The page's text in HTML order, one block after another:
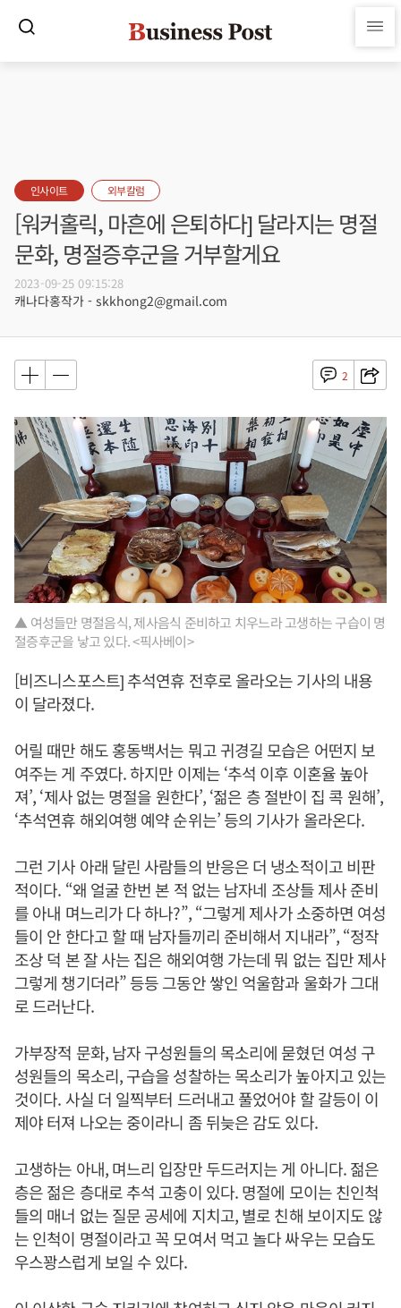
인사이트 외부칼럼
[워커홀릭, 마흔에 은퇴하다] 달라지는 명절
문화, 명절증후군을 거부할게요
2023-09-25 09:15:28
캐나다홍작가 - skkhong2@gmail.com
2
▲ 여성들만 명절음식, 제사음식 준비하고 치우느라 고생하는 구습이 명
절증후군을 낳고 있다. <픽사베이>
[비즈니스포스트] 추석연휴 전후로 올라오는 기사의 내용
이 달라졌다.
어릴 때만 해도 홍동백서는 뭐고 귀경길 모습은 어떤지 보
여주는 게 주였다. 하지만 이제는 ‘추석 이후 이혼율 높아
져’, ‘제사 없는 명절을 원한다’, ‘젊은 층 절반이 집 콕 원해’,
‘추석연휴 해외여행 예약 순위는’ 등의 기사가 올라온다.
그런 기사 아래 달린 사람들의 반응은 더 냉소적이고 비판
적이다. “왜 얼굴 한번 본 적 없는 남자네 조상들 제사 준비
를 아내 며느리가 다 하나?”, “그렇게 제사가 소중하면 여성
들이 안 한다고 할 때 남자들끼리 준비해서 지내라”, “정작
조상 덕 본 잘 사는 집은 해외여행 가는데 뭐 없는 집만 제사
그렇게 챙기더라” 등등 그동안 쌓인 억울함과 울화가 그대
로 드러난다.
가부장적 문화, 남자 구성원들의 목소리에 묻혔던 여성 구
성원들의 목소리, 구습을 성찰하는 목소리가 높아지고 있는
것이다. 사실 더 일찍부터 드러내고 풀었어야 할 갈등이 이
제야 터져 나오는 중이라니 좀 뒤늦은 감도 있다.
고생하는 아내, 며느리 입장만 두드러지는 게 아니다. 젊은
층은 젊은 층대로 추석 고충이 있다. 명절에 모이는 친인척
들의 매너 없는 질문 공세에 지치고, 별로 친해 보이지도 않
는 인척이 명절이라고 꼭 모여서 먹고 놀다 싸우는 모습도
우스꽝스럽게 보일 수 있다.